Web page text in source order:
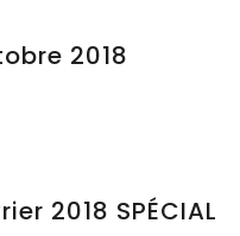
2018
2018 SPÉCIAL